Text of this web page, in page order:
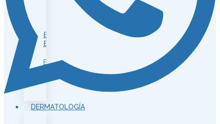
ESTRÍAS
BLANCAS
Estrías
DERMATOLOGÍA